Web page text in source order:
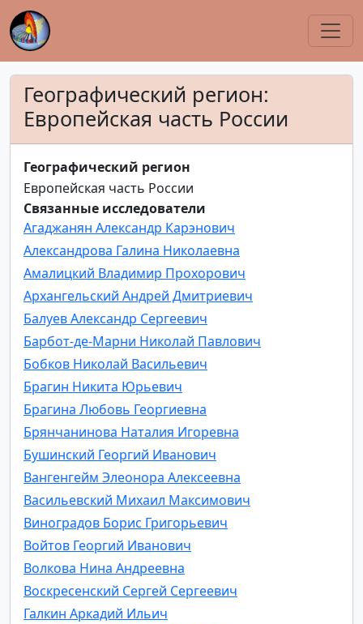
Географический регион:
Европейская часть России
Географический регион
Европейская часть России
Связанные исследователи
Агаджанян Александр Карэнович
Александрова Галина Николаевна
Амалицкий Владимир Прохорович
Архангельский Андрей Дмитриевич
Балуев Александр Сергеевич
Барбот-де-Марни Николай Павлович
Бобков Николай Васильевич
Брагин Никита Юрьевич
Брагина Любовь Георгиевна
Брянчанинова Наталия Игоревна
Бушинский Георгий Иванович
Вангенгейм Элеонора Алексеевна
Васильевский Михаил Максимович
Виноградов Борис Григорьевич
Войтов Георгий Иванович
Волкова Нина Андреевна
Воскресенский Сергей Сергеевич
Галкин Аркадий Ильич